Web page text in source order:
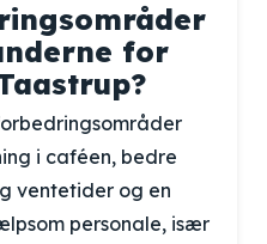
for
i caféen, bedre
ventetider og en
personale, især